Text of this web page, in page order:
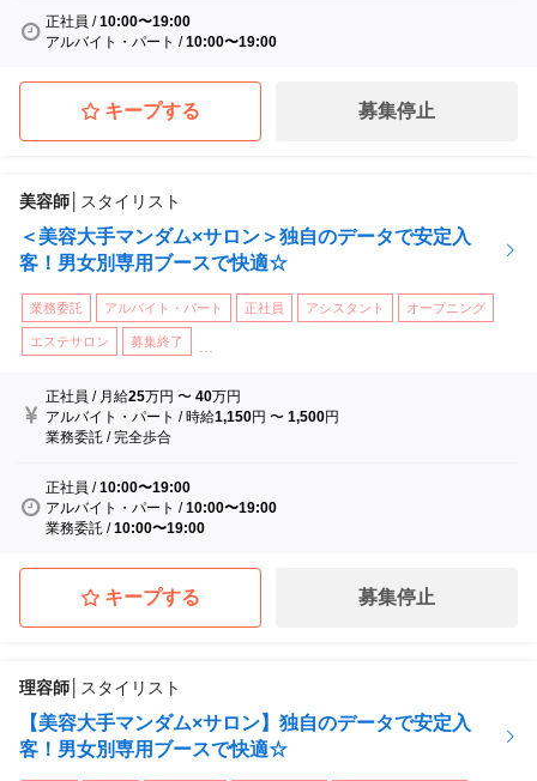
正社員 /10:00〜19:00
アルバイト・パート /10:00〜19:00
キープする 募集停止
美容師 スタイリスト
＜美容大手マンダム×サロン＞独自のデータで安定入
客！男女別専用ブースで快適☆
業務委託 アルバイト・パート 正社員 アシスタント オープニング
エステサロン 募集終了
正社員 / 月給25万円 〜40万円
アルバイト・パート /時給1,150円 〜1,500円
業務委託 /完全歩合
正社員 /10:00〜19:00
アルバイト・パート /10:00〜19:00
業務委託 /10:00〜19:00
キープする 募集停止
理容師 スタイリスト
【美容大手マンダム×サロン】独自のデータで安定入
客！男女別専用ブースで快適☆